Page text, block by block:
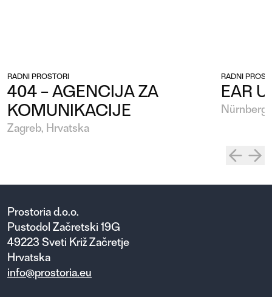
RADNI PROSTORI
404 – AGENCIJA ZA
KOMUNIKACIJE
Zagreb, Hrvatska
RADNI
EAR
Prostoria d.o.o.
Pustodol Začretski 19G
49223 Sveti Križ Začretje
Hrvatska
info@prostoria.eu